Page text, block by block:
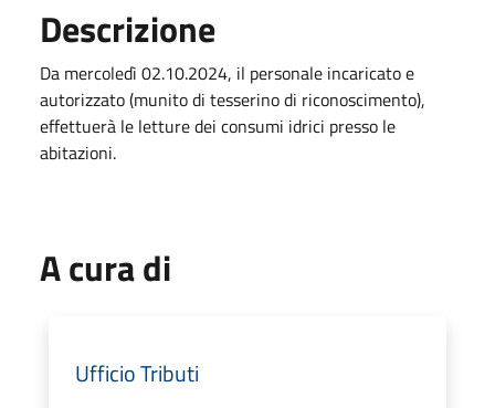
Descrizione
Da mercoledì 02.10.2024, il personale incaricato e
autorizzato (munito di tesserino di riconoscimento),
effettuerà le letture dei consumi idrici presso le
abitazioni.
A cura di
Ufficio Tributi